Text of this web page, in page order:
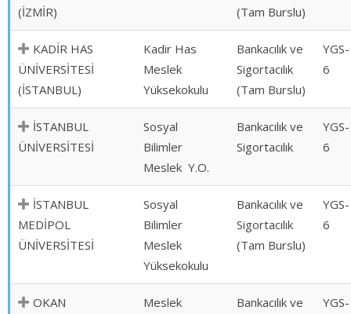
(İZMİR)
(Tam Burslu)
KADİR HAS
ÜNİVERSİTESİ
(İSTANBUL)
Kadir Has
Meslek
Yüksekokulu
Bankacılık ve
Sigortacılık
(Tam Burslu)
YGS-
6
İSTANBUL
ÜNİVERSİTESİ
Sosyal
Bilimler
Meslek Y.O.
Bankacılık ve
Sigortacılık
YGS-
6
İSTANBUL
MEDİPOL
ÜNİVERSİTESİ
Sosyal
Bilimler
Meslek
Yüksekokulu
Bankacılık ve
Sigortacılık
(Tam Burslu)
YGS-
6
OKAN
Meslek
Bankacılık ve
YGS-